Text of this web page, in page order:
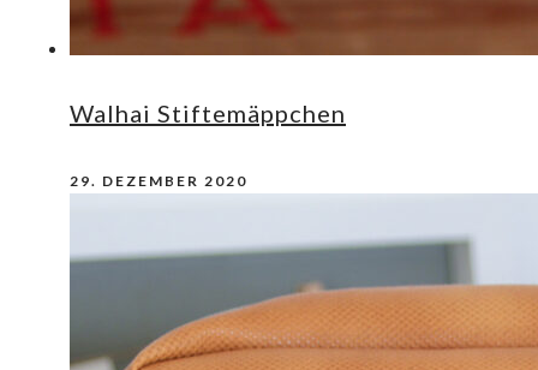
Walhai Stiftemäppchen
29. DEZEMBER 2020